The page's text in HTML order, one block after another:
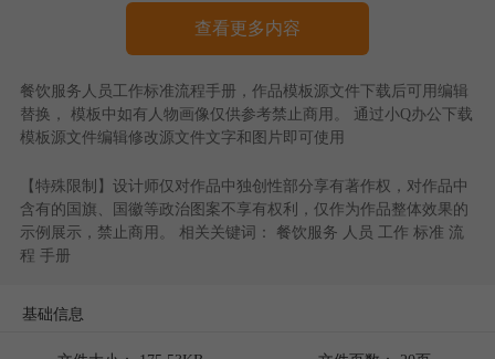
查看更多内容
餐饮服务人员工作标准流程手册 ，作品模板源文件下载后可用编辑
替换， 模板中如有人物画像仅供参考禁止商用。 通过小Q办公下载
模板源文件编辑修改源文件文字和图片即可使用
【特殊限制】设计师仅对作品中独创性部分享有著作权，对作品中
含有的国旗、国徽等政治图案不享有权利，仅作为作品整体效果的
示例展示，禁止商用。 相关关键词： 餐饮服务 人员 工作 标准 流
程 手册
基础信息